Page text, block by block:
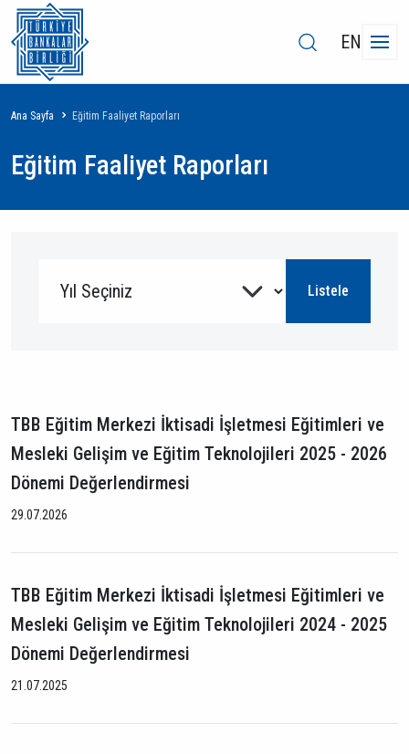
EN
Sayfa
yolu
Ana Sayfa Eğitim Faaliyet Raporları
Eğitim Faaliyet Raporları
TBB Eğitim Merkezi İktisadi İşletmesi Eğitimleri ve
Mesleki Gelişim ve Eğitim Teknolojileri 2025 - 2026
Dönemi Değerlendirmesi
29.07.2026
TBB Eğitim Merkezi İktisadi İşletmesi Eğitimleri ve
Mesleki Gelişim ve Eğitim Teknolojileri 2024 - 2025
Dönemi Değerlendirmesi
21.07.2025